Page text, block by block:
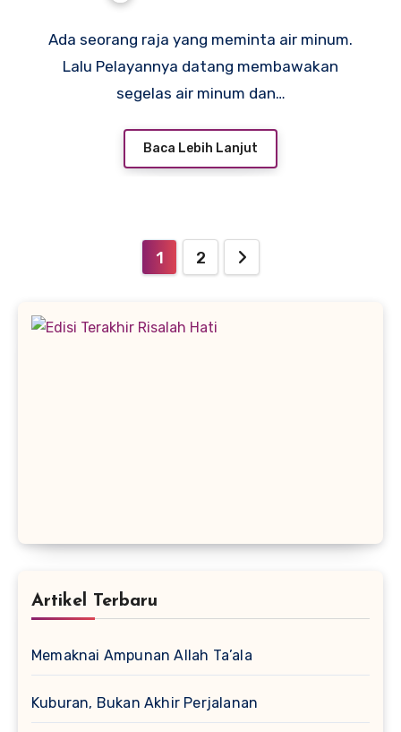
Ada seorang raja yang meminta air minum.
Lalu Pelayannya datang membawakan
segelas air minum dan…
Baca Lebih Lanjut
1 2
Artikel Terbaru
Memaknai Ampunan Allah Ta’ala
Kuburan, Bukan Akhir Perjalanan